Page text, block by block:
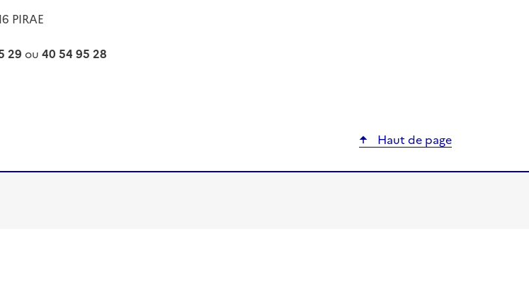
PIRAE
29 ou 40 54 95 28
email
Haut de page